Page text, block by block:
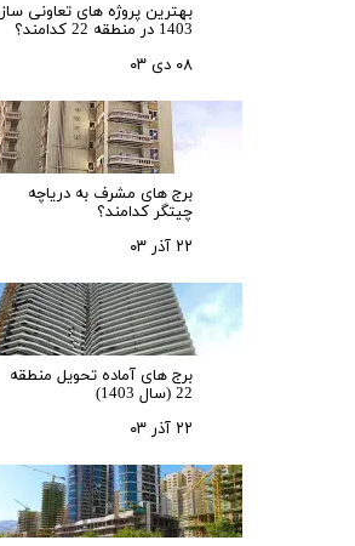
بهترین پروژه های تعاونی ساز
1403 در منطقه 22 کدامند؟
۰۸ دی ۰۳
برج های مشرف به دریاچه
چیتگر کدامند؟
۲۲ آذر ۰۳
برج های آماده تحویل منطقه
22 (سال 1403)
۲۲ آذر ۰۳